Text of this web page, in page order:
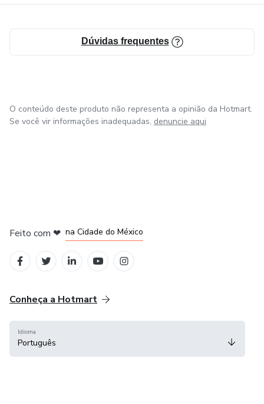
Dúvidas frequentes
O conteúdo deste produto não representa a opinião da Hotmart.
Se você vir informações inadequadas, denuncie aqui
Feito com ❤ na Cidade do México
Conheça a Hotmart
Idioma
Português